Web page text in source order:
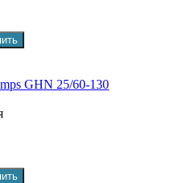
GHN 25/60-130